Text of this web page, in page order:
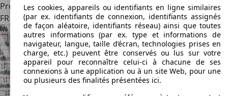
Professionnel
FR 13200Arles
Les cookies, appareils ou identifiants en ligne similaires
(par ex. identifiants de connexion, identifiants assignés
de façon aléatoire, identifiants réseau) ainsi que toutes
autres informations (par ex. type et informations de
navigateur, langue, taille d’écran, technologies prises en
charge, etc.) peuvent être conservés ou lus sur votre
appareil pour reconnaître celui-ci à chacune de ses
connexions à une application ou à un site Web, pour une
ou plusieurs des finalités présentées ici.